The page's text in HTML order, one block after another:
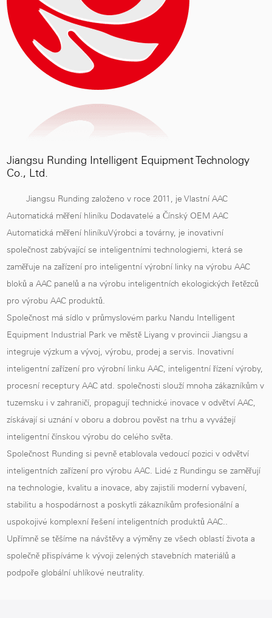
automaticky zrušeno.
Jiangsu Runding Intelligent Equipment Technology
Co., Ltd.
Jiangsu Runding založeno v roce 2011, jeVlastní AAC
Automatická měření hliníku Dodavatelé aČínský OEM AAC
Automatická měření hliníkuVýrobci a továrny, je inovativní
společnost zabývající se inteligentními technologiemi, která se
zaměřuje na zařízení pro inteligentní výrobní linky na výrobu AAC
bloků a AAC panelů a na výrobu inteligentních ekologických řetězců
pro výrobu AAC produktů.
Společnost má sídlo v průmyslovém parku Nandu Intelligent
Equipment Industrial Park ve městě Liyang v provincii Jiangsu a
integruje výzkum a vývoj, výrobu, prodej a servis. Inovativní
inteligentní zařízení pro výrobní linku AAC, inteligentní řízení výroby,
procesní receptury AAC atd. společnosti slouží mnoha zákazníkům v
tuzemsku i v zahraničí, propagují technické inovace v odvětví AAC,
získávají si uznání v oboru a dobrou pověst na trhu a vyvážejí
inteligentní čínskou výrobu do celého světa.
Společnost Runding si pevně etablovala vedoucí pozici v odvětví
inteligentních zařízení pro výrobu AAC. Lidé z Rundingu se zaměřují
na technologie, kvalitu a inovace, aby zajistili moderní vybavení,
stabilitu a hospodárnost a poskytli zákazníkům profesionální a
uspokojivé komplexní řešení inteligentních produktů AAC..
Upřímně se těšíme na návštěvy a výměny ze všech oblastí života a
společně přispíváme k vývoji zelených stavebních materiálů a
podpoře globální uhlíkové neutrality.